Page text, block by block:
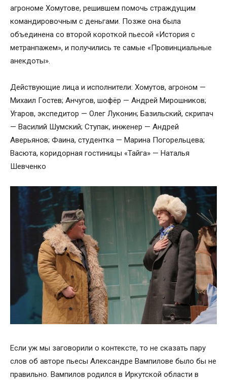
агрономе Хомутове, решившем помочь страждущим
командировочным с деньгами. Позже она была
объединена со второй короткой пьесой «История с
метранпажем», и получились те самые «Провинциальные
анекдоты».
Действующие лица и исполнители: Хомутов, агроном —
Михаил Гостев; Анчугов, шофёр — Андрей Мирошников;
Угаров, экспедитор — Олег Луконин; Базильский, скрипач
— Василий Шумский; Ступак, инженер — Андрей
Аверьянов; Фаина, студентка — Марина Погорельцева;
Васюта, коридорная гостиницы «Тайга» — Наталья
Шевченко
Если уж мы заговорили о контексте, то не сказать пару
слов об авторе пьесы Александре Вампилове было бы не
правильно. Вампилов родился в Иркутской области в